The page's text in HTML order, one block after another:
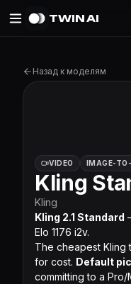
TWIN AI
Kling
Назад к моделям
VIDEO IMAGE-
Kling
Kling
Kling 2.1 Standard
Elo 1176 i2v.
The cheapest
for cost. Default
committing to a Pro/